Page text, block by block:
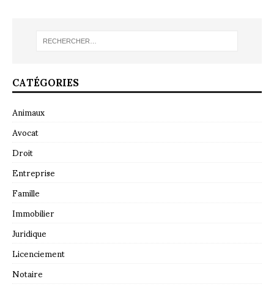
CATÉGORIES
Animaux
Avocat
Droit
Entreprise
Famille
Immobilier
Juridique
Licenciement
Notaire